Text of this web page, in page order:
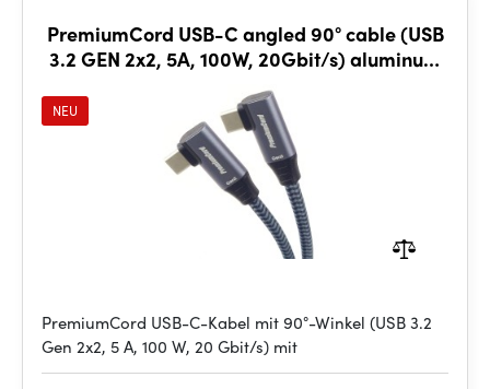
PremiumCord USB-C angled 90° cable (USB
3.2 GEN 2x2, 5A, 100W, 20Gbit/s) aluminum
caps, 2m
NEU
PremiumCord USB-C-Kabel mit 90°-Winkel (USB 3.2
Gen 2x2, 5 A, 100 W, 20 Gbit/s) mit